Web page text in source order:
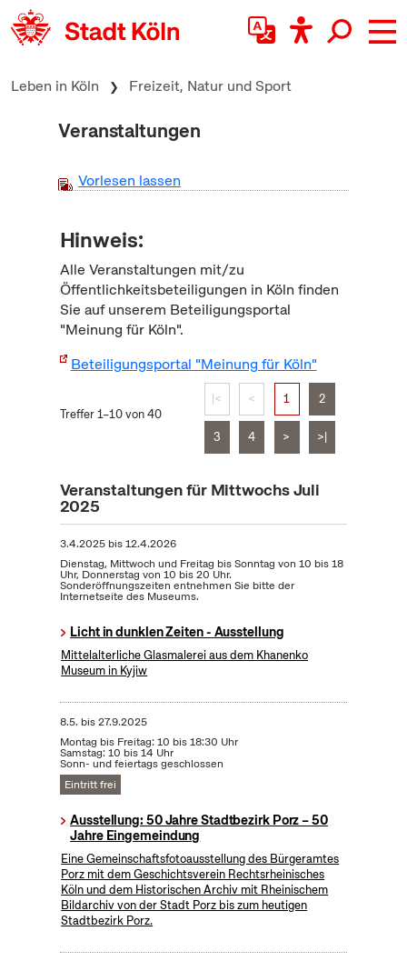
zum Inhalt springen
Leben in Köln Freizeit, Natur und Sport
Veranstaltungen
Vorlesen lassen
Hinweis:
Alle Veranstaltungen mit/zu
Öffentlichkeitsbeteiligungen in Köln finden
Sie auf unserem Beteiligungsportal
"Meinung für Köln".
Beteiligungsportal "Meinung für Köln"
Treffer 1–10 von 40
|< < 1 2
3 4 > >|
Veranstaltungen für Mittwochs Juli
2025
3.4.2025bis12.4.2026
Dienstag, Mittwoch und Freitag bis Sonntag von 10 bis 18
Uhr, Donnerstag von 10 bis 20 Uhr.
Sonderöffnungszeiten entnehmen Sie bitte der
Internetseite des Museums.
Licht in dunklen Zeiten - Ausstellung
Mittelalterliche Glasmalerei aus dem Khanenko
Museum in Kyjiw
8.5. bis27.9.2025
Montag bis Freitag: 10 bis 18:30 Uhr
Samstag: 10 bis 14 Uhr
Sonn- und feiertags geschlossen
Eintritt frei
Ausstellung: 50 Jahre Stadtbezirk Porz – 50
Jahre Eingemeindung
Eine Gemeinschaftsfotoausstellung des Bürgeramtes
Porz mit dem Geschichtsverein Rechtsrheinisches
Köln und dem Historischen Archiv mit Rheinischem
Bildarchiv von der Stadt Porz bis zum heutigen
Stadtbezirk Porz.